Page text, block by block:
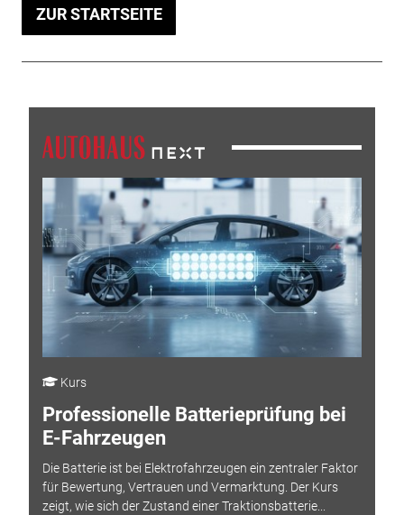
ZUR STARTSEITE
Kurs
Professionelle Batterieprüfung bei
E-Fahrzeugen
Die Batterie ist bei Elektrofahrzeugen ein zentraler Faktor
für Bewertung, Vertrauen und Vermarktung. Der Kurs
zeigt, wie sich der Zustand einer Traktionsbatterie...